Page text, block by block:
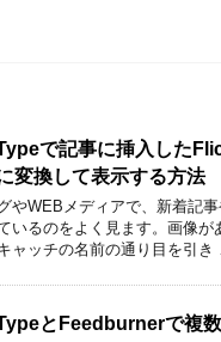
で記事に挿入した
変換して表示する方法
やWEBメディアで、新着記
いるのをよく見ます。画像
ャッチの名前の通り目を引
とFeedburnerで複